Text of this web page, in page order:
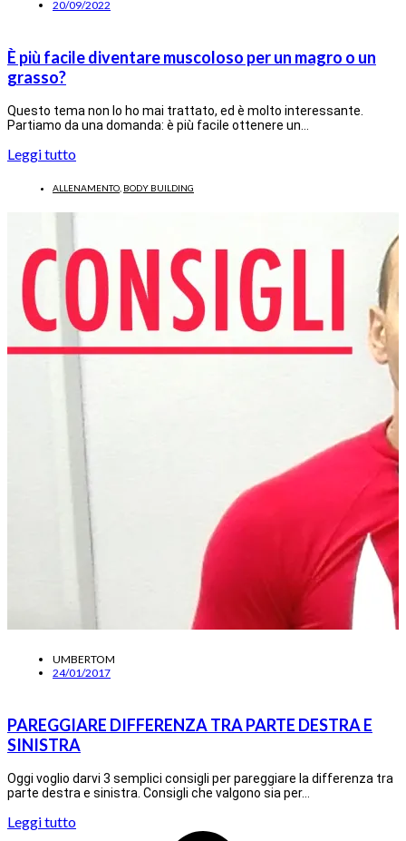
20/09/2022
È più facile diventare muscoloso per un magro o un
grasso?
Questo tema non lo ho mai trattato, ed è molto interessante.
Partiamo da una domanda: è più facile ottenere un…
Leggi tutto
ALLENAMENTO BODY BUILDING
UMBERTOM
24/01/2017
PAREGGIARE DIFFERENZA TRA PARTE DESTRA E
SINISTRA
Oggi voglio darvi 3 semplici consigli per pareggiare la differenza tra
parte destra e sinistra. Consigli che valgono sia per…
Leggi tutto